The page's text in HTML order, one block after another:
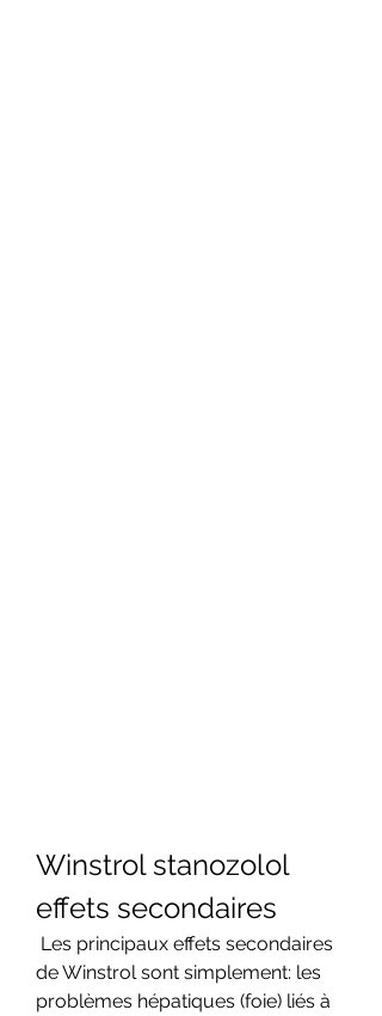
Winstrol stanozolol
effets secondaires
de Winstrol sont simplement: les
problèmes hépatiques (foie) liés à